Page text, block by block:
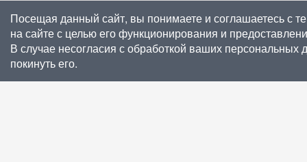
Посещая данный сайт, вы понимаете и соглашаетесь с
на сайте с целью его функционирования и
В случае несогласия с обработкой ваших
покинуть его.